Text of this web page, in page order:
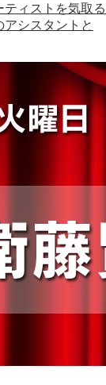
ィストを気取る
シスタントと